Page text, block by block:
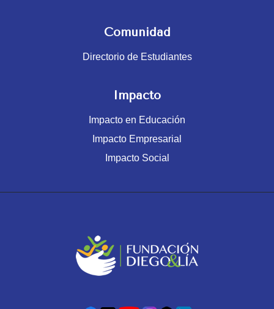
Comunidad
Directorio de Estudiantes
Impacto
Impacto en Educación
Impacto Empresarial
Impacto Social